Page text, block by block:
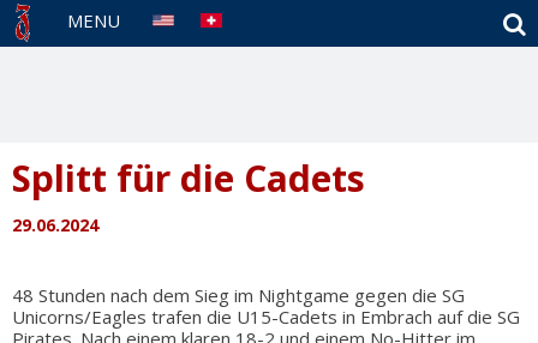
MENU
Splitt für die Cadets
29.06.2024
48 Stunden nach dem Sieg im Nightgame gegen die SG
Unicorns/Eagles trafen die U15-Cadets in Embrach auf die SG
Pirates. Nach einem klaren 18-2 und einem No-Hitter im